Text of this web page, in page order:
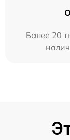
Более 20